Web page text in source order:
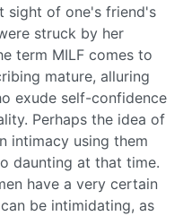
sight of one's friend's
struck by her
term MILF comes to
mature, alluring
exude self-confidence
Perhaps the idea of
intimacy using them
daunting at that time.
have a very certain
be intimidating, as